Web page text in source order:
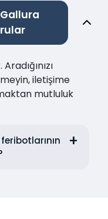
iletişime
mutluluk